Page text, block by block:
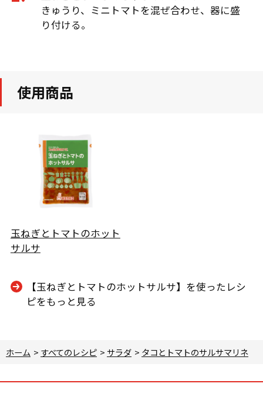
きゅうり、ミニトマトを混ぜ合わせ、器に盛
り付ける。
使用商品
玉ねぎとトマトのホット
サルサ
【玉ねぎとトマトのホットサルサ】を使ったレシ
ピをもっと見る
ホーム > すべてのレシピ > サラダ > タコとトマトのサルサマリネ